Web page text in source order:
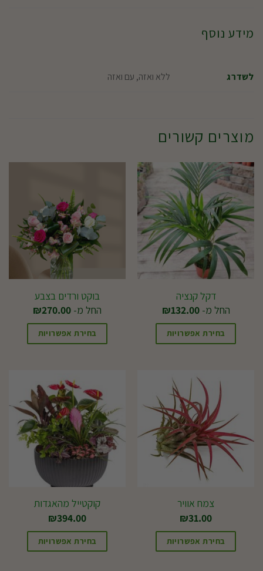
מידע נוסף
לשדרג ללא ואזה, עם ואזה
מוצרים קשורים
דקל קנציה
החל מ-
₪132.00
בחירת אפשרויות
יש
מספר
סוגים.
ניתן
לבחור
את
בעמוד
המוצר
בוקט ורדים בצבע
החל מ-
₪270.00
בחירת אפשרויות
יש
מספר
סוגים.
ניתן
לבחור
את
האפשרויות
בעמוד
המוצר
צמח אוויר
₪31.00
בחירת אפשרויות
קוקטייל מהאגדות
₪394.00
בחירת אפשרויות